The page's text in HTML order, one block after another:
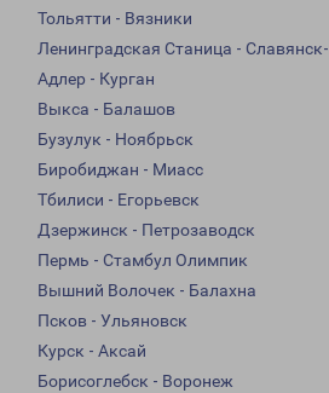
Тольятти - Вязники
Ленинградская Станица -
Адлер - Курган
Выкса - Балашов
Бузулук - Ноябрьск
Биробиджан - Миасс
Тбилиси - Егорьевск
Дзержинск - Петрозаводск
Пермь - Стамбул Олимпик
Вышний Волочек - Балахна
Псков - Ульяновск
Курск - Аксай
Борисоглебск - Воронеж